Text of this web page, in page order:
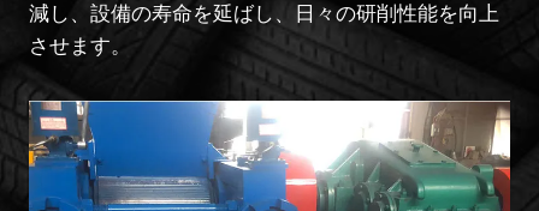
減し、設備の寿命を延ばし、日々の研削性能を向上
させます。